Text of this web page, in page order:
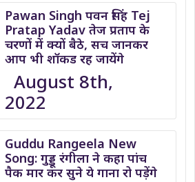
Pawan Singh पवन सिंह Tej
Pratap Yadav तेज प्रताप के
चरणों में क्यों बैठे, सच जानकर
आप भी शॉकड रह जायेंगे
August 8th,
2022
Guddu Rangeela New
Song: गुड्डू रंगीला ने कहा पांच
पैक मार कर सुने ये गाना रो पड़ेंगे